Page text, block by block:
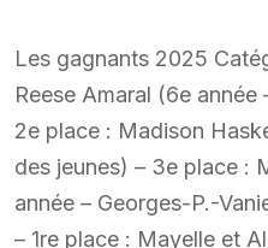
Les gagnants 2025
Reese Amaral (6e
2e place : Madison
des jeunes) – 3e place :
année – Georges-P.-
– 1re place : Mayelle et